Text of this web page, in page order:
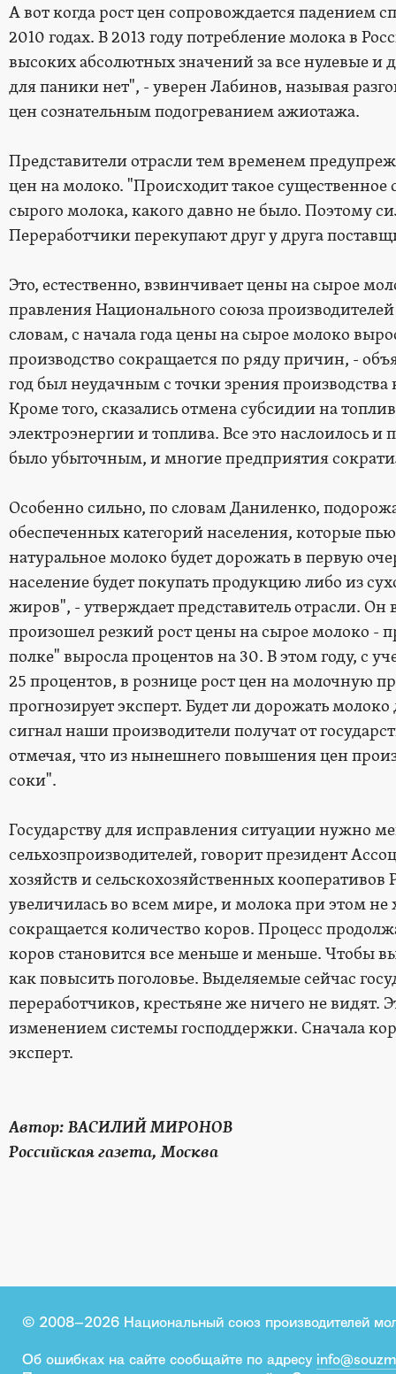
А вот когда рост цен сопровождается падением
2010 годах. В 2013 году потребление молока в
высоких абсолютных значений за все нулевые и
для паники нет", - уверен Лабинов, называя
цен сознательным подогреванием ажиотажа.
Представители отрасли тем временем
цен на молоко. "Происходит такое
сырого молока, какого давно не было. Поэтому
Переработчики перекупают друг у друга
Это, естественно, взвинчивает цены на сырое
правления Национального союза
словам, с начала года цены на сырое молоко
производство сокращается по ряду причин, -
год был неудачным с точки зрения
Кроме того, сказались отмена субсидии на
электроэнергии и топлива. Все это наслоилось и
было убыточным, и многие предприятия
Особенно сильно, по словам Даниленко,
обеспеченных категорий населения, которые
натуральное молоко будет дорожать в первую
население будет покупать продукцию либо из
жиров", - утверждает представитель отрасли. Он
произошел резкий рост цены на сырое молоко -
полке" выросла процентов на 30. В этом году, с
25 процентов, в рознице рост цен на молочную
прогнозирует эксперт. Будет ли дорожать
сигнал наши производители получат от
отмечая, что из нынешнего повышения цен
соки".
Государству для исправления ситуации нужно
сельхозпроизводителей, говорит президент
хозяйств и сельскохозяйственных
увеличилась во всем мире, и молока при этом не
сокращается количество коров. Процесс
коров становится все меньше и меньше. Чтобы
как повысить поголовье. Выделяемые сейчас
переработчиков, крестьяне же ничего не
изменением системы господдержки. Сначала
эксперт.
Автор: ВАСИЛИЙ МИРОНОВ
Российская газета, Москва
© 2008–2026 Национальный союз производителей
Об ошибках на сайте сообщайте по адресу